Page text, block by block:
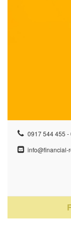
0917 544 455 -
info@financial-